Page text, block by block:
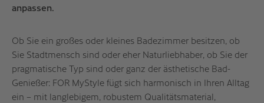
anpassen.
Ob Sie ein großes oder kleines Badezimmer besitzen, ob
Sie Stadtmensch sind oder eher Naturliebhaber, ob Sie der
pragmatische Typ sind oder ganz der ästhetische Bad-
Genießer: FOR MyStyle fügt sich harmonisch in Ihren Alltag
ein – mit langlebigem, robustem Qualitätsmaterial,